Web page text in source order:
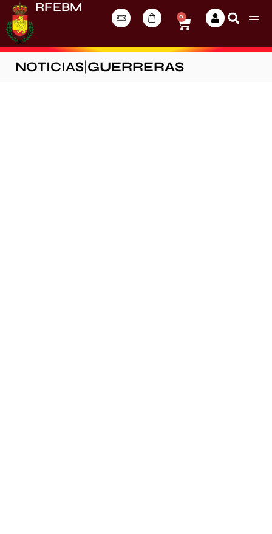
RFEBM
0
NOTICIAS GUERRERAS